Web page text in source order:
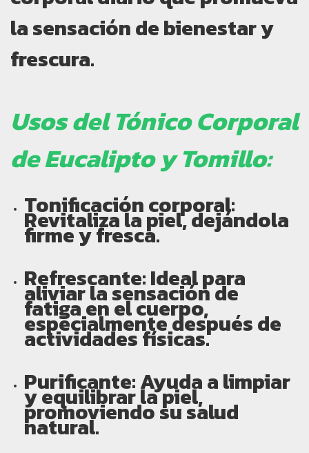
la sensación de bienestar y
frescura.
Usos del Tónico Corporal
de Eucalipto y Tomillo:
Tonificación corporal:
Revitaliza la piel, dejándola
firme y fresca.
Refrescante:Ideal para
aliviar la sensación de
fatiga en el cuerpo,
especialmente después de
actividades físicas.
Purificante:Ayuda a limpiar
y equilibrar la piel,
promoviendo su salud
natural.